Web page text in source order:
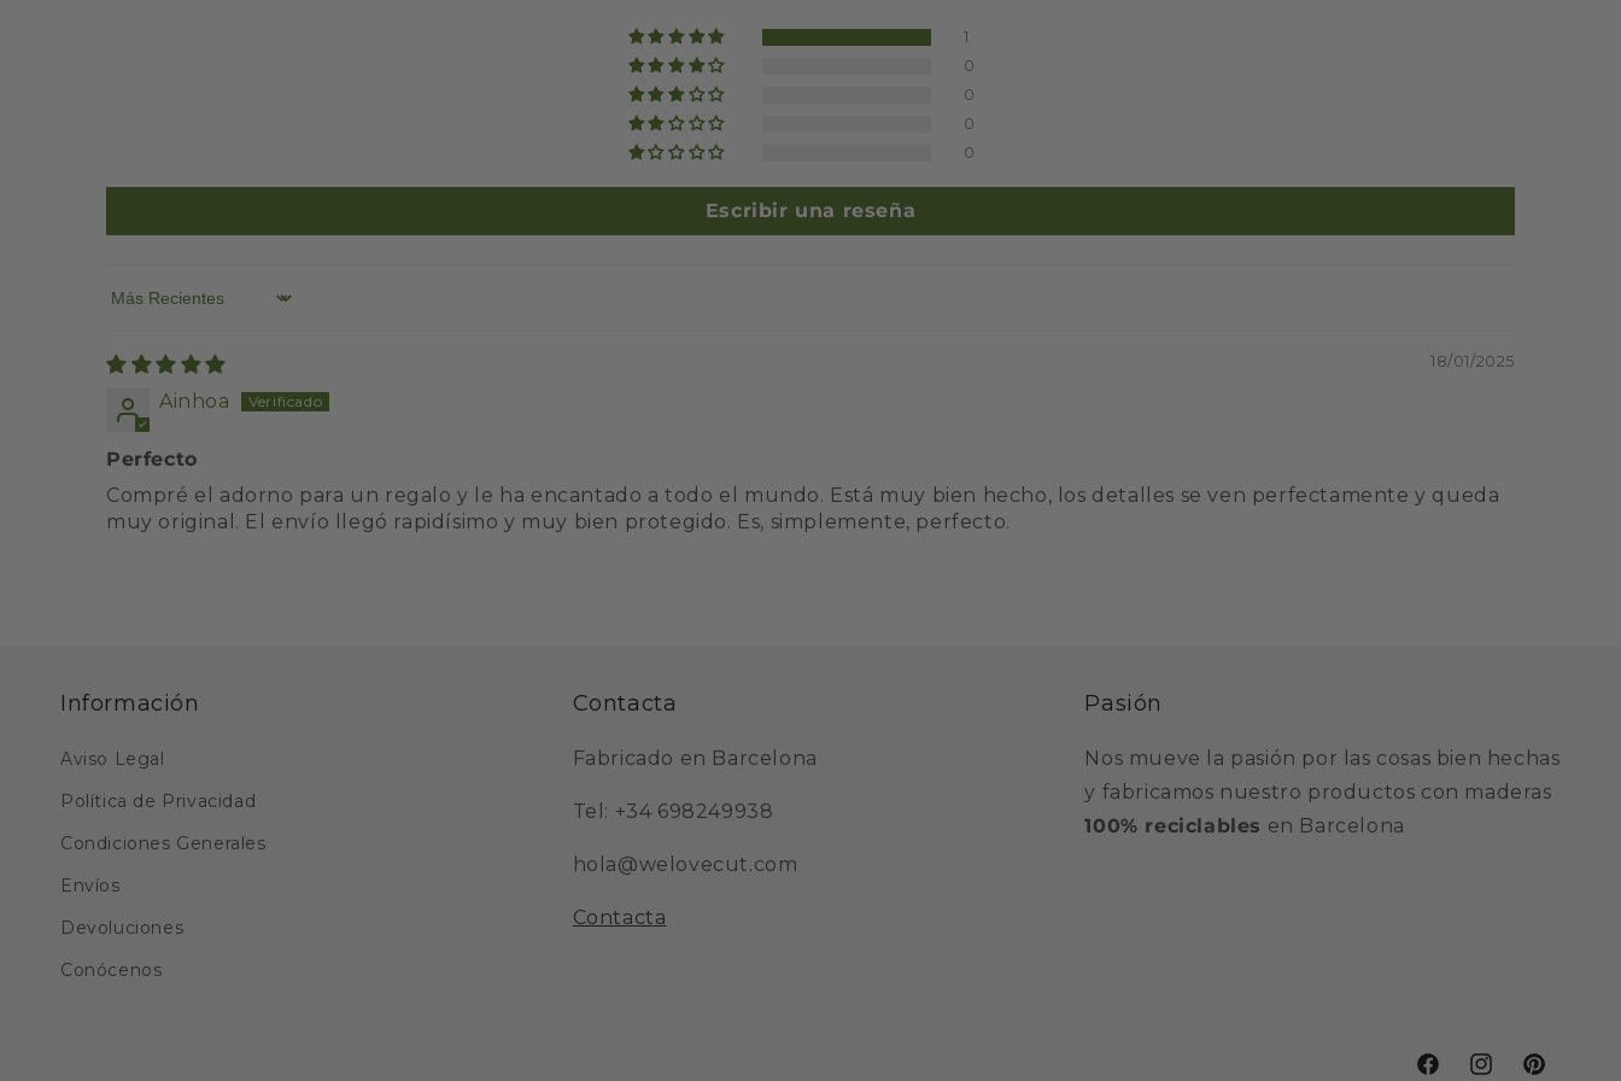
1
0
0
0
0
Escribir una reseña
Sort by
18/01/2025
Ainhoa
Perfecto
Compré el adorno para un regalo y le ha encantado a todo el mundo. Está muy bien hecho, los detalles se ven perfectamente y queda
muy original. El envío llegó rapidísimo y muy bien protegido. Es, simplemente, perfecto.
Información
Aviso Legal
Política de Privacidad
Condiciones Generales
Envíos
Devoluciones
Conócenos
Contacta
Fabricado en Barcelona
Tel: +34 698249938
hola@welovecut.com
Contacta
Pasión
Nos mueve la pasión por las cosas bien hechas
y fabricamos nuestro productos con maderas
100% reciclables en Barcelona